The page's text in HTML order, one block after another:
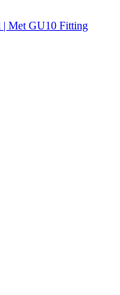
| Met GU10 Fitting